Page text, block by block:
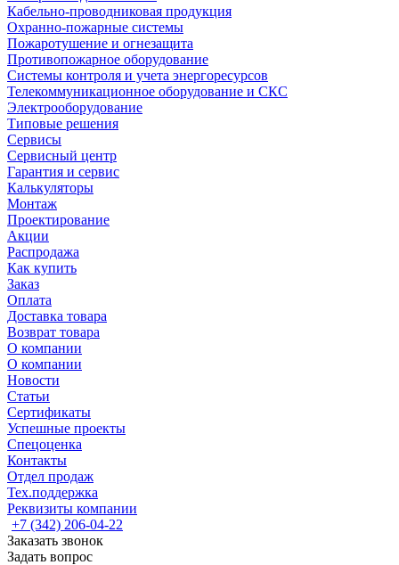
Кабельно-проводниковая продукция
Охранно-пожарные системы
Пожаротушение и огнезащита
Противопожарное оборудование
Системы контроля и учета энергоресурсов
Телекоммуникационное оборудование и СКС
Электрооборудование
Типовые решения
Сервисы
Сервисный центр
Гарантия и сервис
Калькуляторы
Монтаж
Проектирование
Акции
Распродажа
Как купить
Заказ
Оплата
Доставка товара
Возврат товара
О компании
О компании
Новости
Статьи
Сертификаты
Успешные проекты
Спецоценка
Контакты
Отдел продаж
Тех.поддержка
Реквизиты компании
+7 (342) 206-04-22
Заказать звонок
Задать вопрос